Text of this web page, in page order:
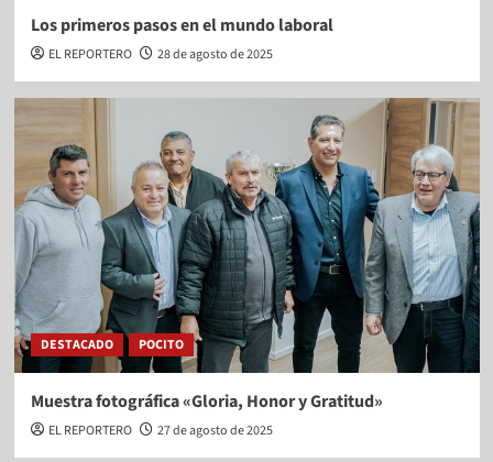
Los primeros pasos en el mundo laboral
EL REPORTERO 28 de agosto de 2025
DESTACADO POCITO
Muestra fotográfica «Gloria, Honor y Gratitud»
EL REPORTERO 27 de agosto de 2025